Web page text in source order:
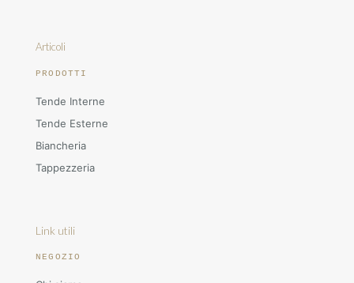
Articoli
PRODOTTI
Tende Interne
Tende Esterne
Biancheria
Tappezzeria
Link utili
NEGOZIO